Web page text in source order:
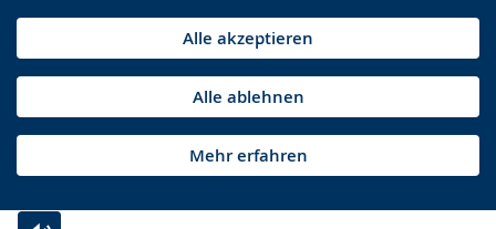
Alle akzeptieren
Alle ablehnen
Mehr erfahren